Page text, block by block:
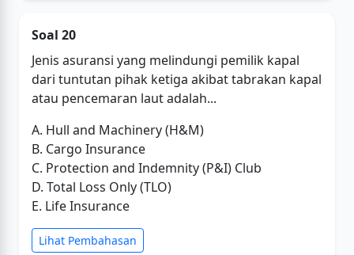
Soal 20
Jenis asuransi yang melindungi pemilik kapal
dari tuntutan pihak ketiga akibat tabrakan kapal
atau pencemaran laut adalah...
A. Hull and Machinery (H&M)
B. Cargo Insurance
C. Protection and Indemnity (P&I) Club
D. Total Loss Only (TLO)
E. Life Insurance
Lihat Pembahasan